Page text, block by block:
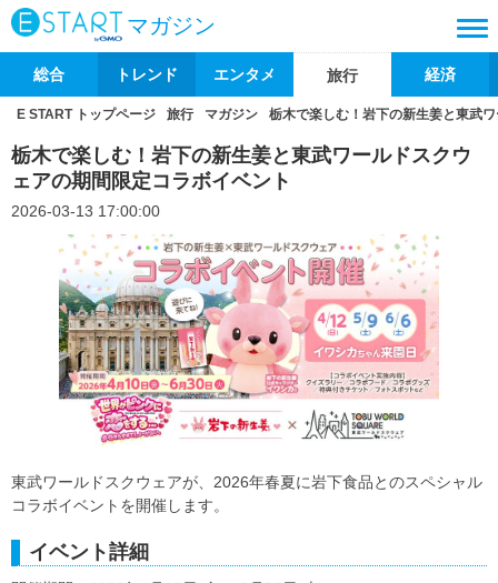
マガジン
総合 トレンド エンタメ 旅行 経済
E START トップページ 旅行 マガジン 栃木で楽しむ！岩下の新生姜と東武
栃木で楽しむ！岩下の新生姜と東武ワールドスクウ
ェアの期間限定コラボイベント
2026-03-13 17:00:00
東武ワールドスクウェアが、2026年春夏に岩下食品とのスペシャル
コラボイベントを開催します。
イベント詳細